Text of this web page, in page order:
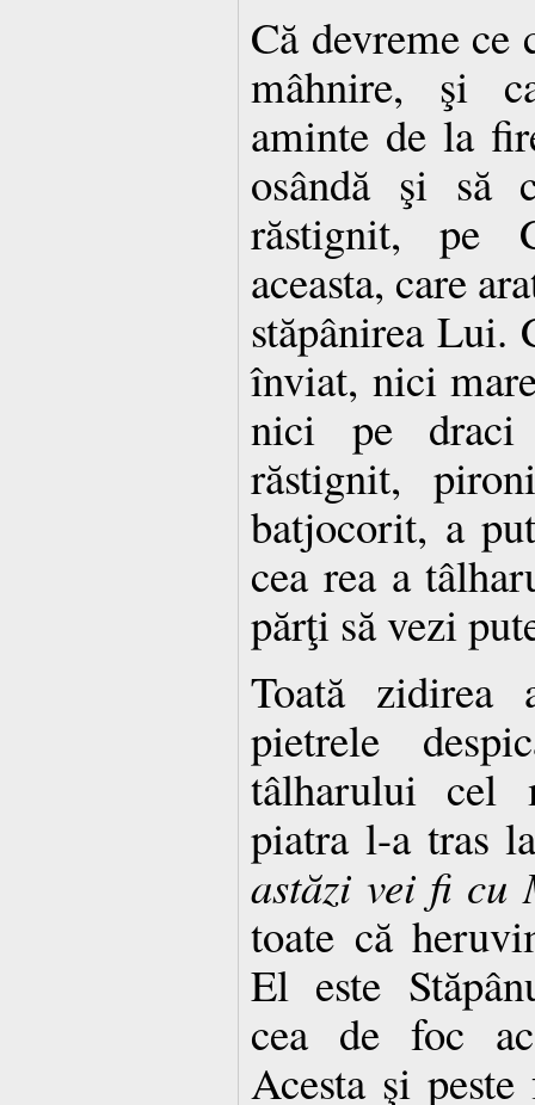
Că devreme ce
mâhnire, şi
aminte de la
osândă şi să
răstignit, pe
aceasta, care
stăpânirea Lui.
înviat, nici
nici pe
răstignit,
batjocorit, a
cea rea a
părţi să vezi
Toată zidirea
pietrele
tâlharului cel
piatra l-a tras
astăzi vei fi cu
toate că
El este
cea de foc
Acesta şi